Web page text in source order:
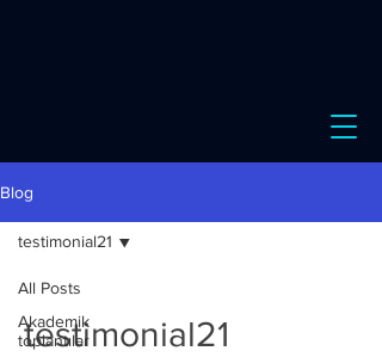
Blog
All Posts
Akademik
toplantılar
testimonial21
testimonial21